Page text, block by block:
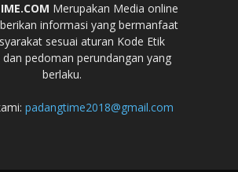
Merupakan Media online
informasi yang bermanfaat
sesuai aturan Kode Etik
dan pedoman perundangan yang
berlaku.
padangtime2018@gmail.com